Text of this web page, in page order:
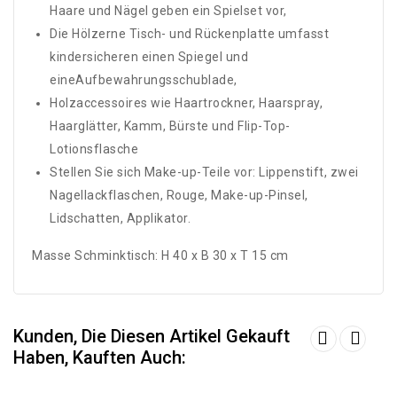
Haare und Nägel geben ein Spielset vor,
Die Hölzerne Tisch- und Rückenplatte umfasst
kindersicheren einen Spiegel und
eineAufbewahrungsschublade,
Holzaccessoires wie Haartrockner, Haarspray,
Haarglätter, Kamm, Bürste und Flip-Top-
Lotionsflasche
Stellen Sie sich Make-up-Teile vor: Lippenstift, zwei
Nagellackflaschen, Rouge, Make-up-Pinsel,
Lidschatten, Applikator.
Masse Schminktisch: H 40 x B 30 x T 15 cm
Kunden, Die Diesen Artikel Gekauft
Haben, Kauften Auch: